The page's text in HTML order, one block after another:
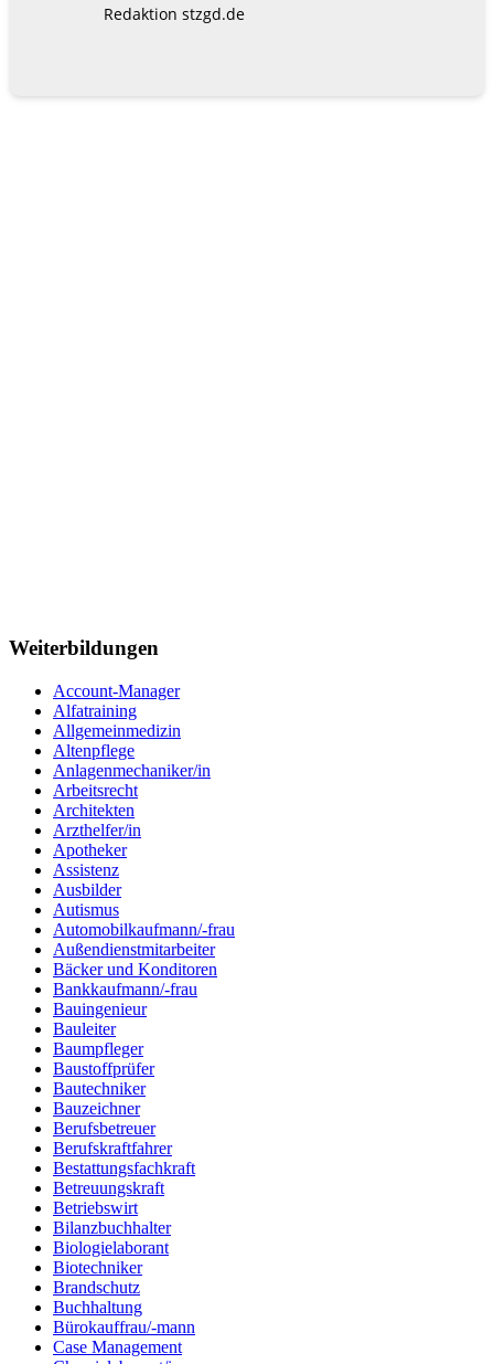
Redaktion stzgd.de
Weiterbildungen
Account-Manager
Alfatraining
Allgemeinmedizin
Altenpflege
Anlagenmechaniker/in
Arbeitsrecht
Architekten
Arzthelfer/in
Apotheker
Assistenz
Ausbilder
Autismus
Automobilkaufmann/-frau
Außendienstmitarbeiter
Bäcker und Konditoren
Bankkaufmann/-frau
Bauingenieur
Bauleiter
Baumpfleger
Baustoffprüfer
Bautechniker
Bauzeichner
Berufsbetreuer
Berufskraftfahrer
Bestattungsfachkraft
Betreuungskraft
Betriebswirt
Bilanzbuchhalter
Biologielaborant
Biotechniker
Brandschutz
Buchhaltung
Bürokauffrau/-mann
Case Management